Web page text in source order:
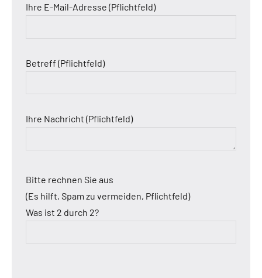
Ihre E-Mail-Adresse (Pflichtfeld)
Betreff (Pflichtfeld)
Ihre Nachricht (Pflichtfeld)
Bitte rechnen Sie aus
(Es hilft, Spam zu vermeiden, Pflichtfeld)
Was ist 2 durch 2?